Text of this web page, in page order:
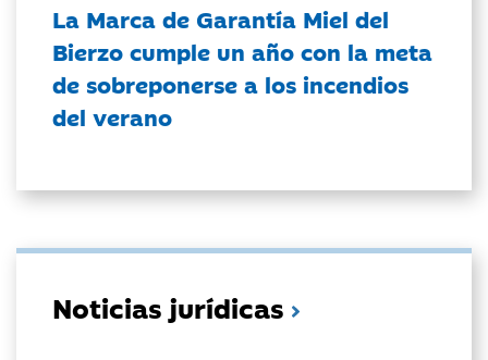
La Marca de Garantía Miel del
Bierzo cumple un año con la meta
de sobreponerse a los incendios
del verano
Noticias jurídicas